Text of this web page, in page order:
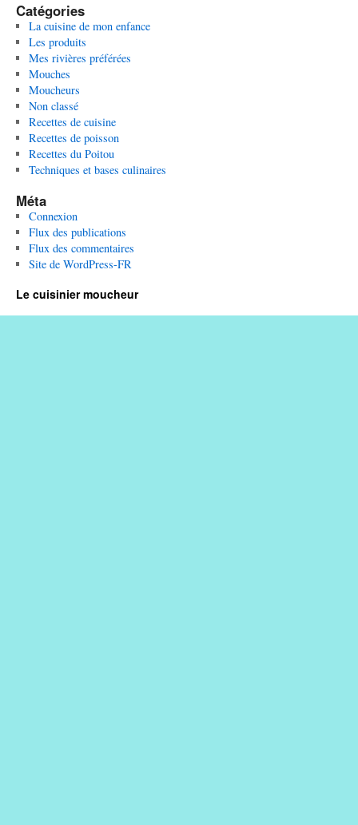
Catégories
La cuisine de mon enfance
Les produits
Mes rivières préférées
Mouches
Moucheurs
Non classé
Recettes de cuisine
Recettes de poisson
Recettes du Poitou
Techniques et bases culinaires
Méta
Connexion
Flux des publications
Flux des commentaires
Site de WordPress-FR
Le cuisinier moucheur